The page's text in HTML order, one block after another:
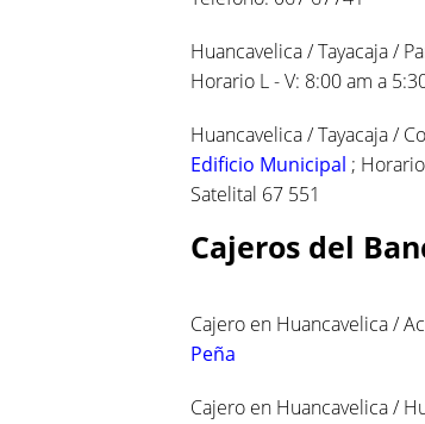
Huancavelica / Tayacaja /
Horario L - V: 8:00 am a
Huancavelica / Tayacaja /
Edificio Municipal ;
Satelital 67 551
Cajeros del
Cajero en Huancavelica /
Peña
Cajero en Huancavelica /